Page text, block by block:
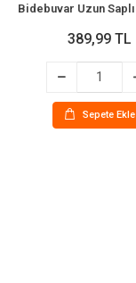
389,99 TL
Sepete Ekle